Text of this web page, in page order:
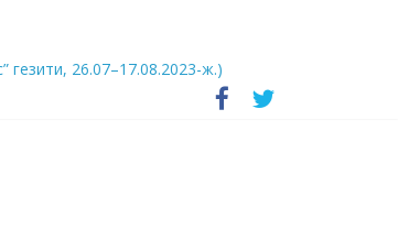
гезити, 26.07–17.08.2023-ж.)